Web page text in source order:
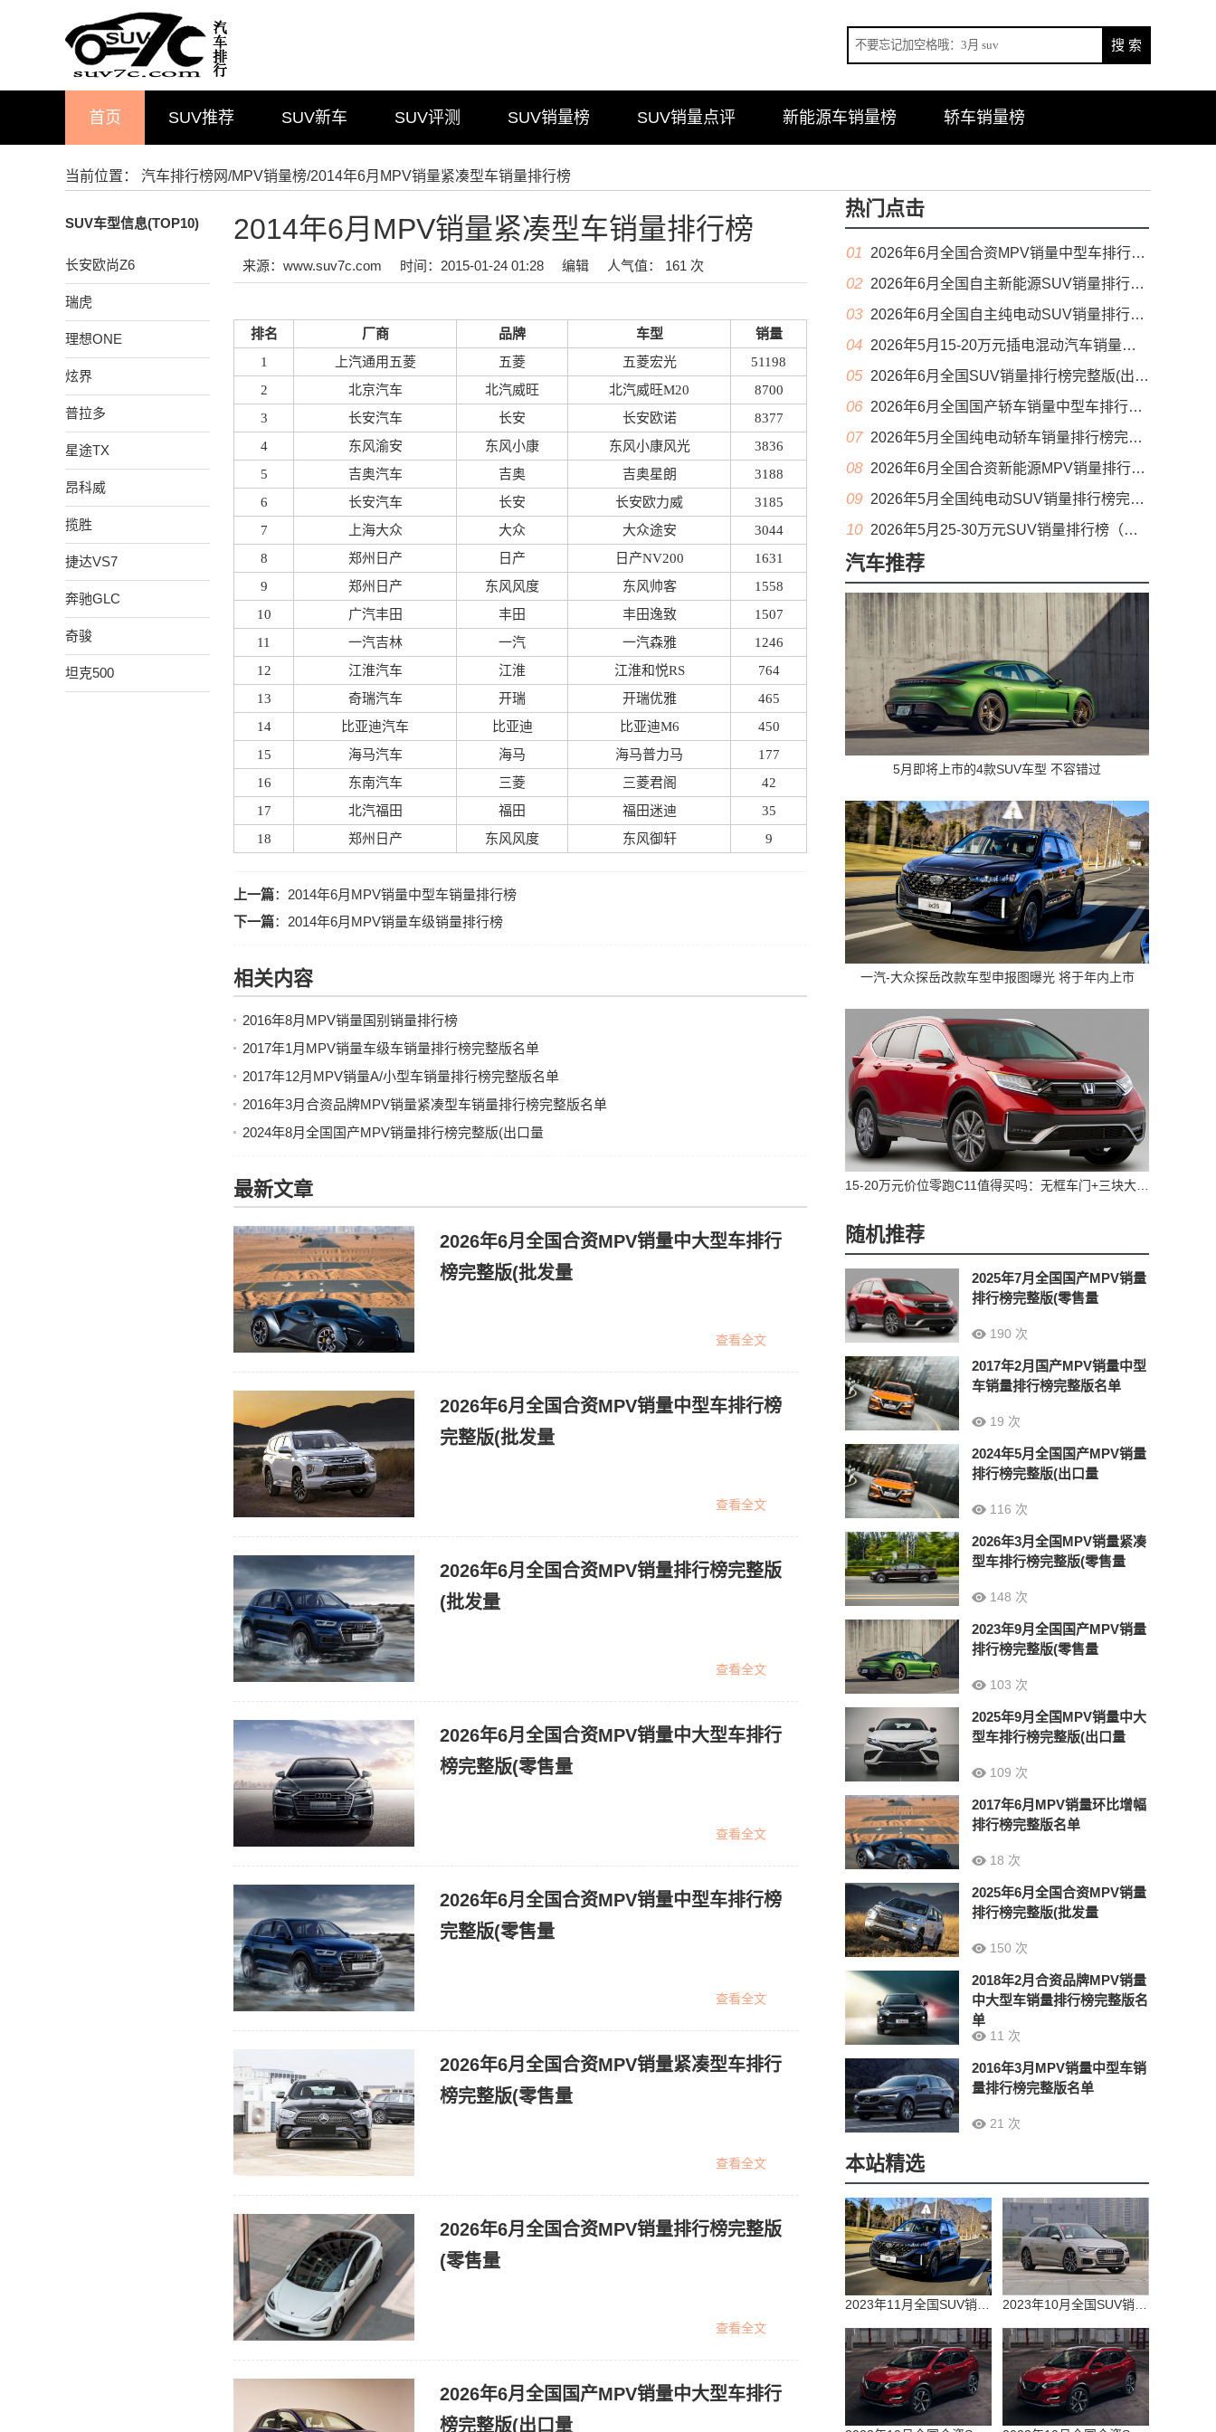
首页 SUV推荐 SUV新车 SUV评测 SUV销量榜 SUV销量点评 新能源车销量榜 轿车销量榜
当前位置： 汽车排行榜网/MPV销量榜/2014年6月MPV销量紧凑型车销量排行榜
SUV车型信息(TOP10)
长安欧尚Z6
瑞虎
理想ONE
炫界
普拉多
星途TX
昂科威
揽胜
捷达VS7
奔驰GLC
奇骏
坦克500
2014年6月MPV销量紧凑型车销量排行榜
来源：www.suv7c.com 时间：2015-01-24 01:28 编辑 人气值： 161 次
排名 厂商 品牌 车型
销量
1
上汽通用五菱 五菱 五菱宏光
51198
2
北京汽车 北汽威旺 北汽威旺M20
8700
3
长安汽车 长安 长安欧诺
8377
4
东风渝安 东风小康 东风小康风光
3836
5
吉奥汽车 吉奥 吉奥星朗
3188
6
长安汽车 长安 长安欧力威
3185
7
上海大众 大众 大众途安
3044
8
郑州日产 日产 日产NV200
1631
9
郑州日产 东风风度 东风帅客
1558
10
广汽丰田 丰田 丰田逸致
1507
11
一汽吉林 一汽 一汽森雅
1246
12
江淮汽车 江淮 江淮和悦RS
764
13
奇瑞汽车 开瑞 开瑞优雅
465
14
比亚迪汽车 比亚迪 比亚迪M6
450
15
海马汽车 海马 海马普力马
177
16
东南汽车 三菱 三菱君阁
42
17
北汽福田 福田 福田迷迪
35
18
郑州日产 东风风度 东风御轩 9
上一篇： 2014年6月MPV销量中型车销量排行榜
下一篇： 2014年6月MPV销量车级销量排行榜
相关内容
2016年8月MPV销量国别销量排行榜
2017年1月MPV销量车级车销量排行榜完整版名单
2017年12月MPV销量A/小型车销量排行榜完整版名单
2016年3月合资品牌MPV销量紧凑型车销量排行榜完整版名单
2024年8月全国国产MPV销量排行榜完整版(出口量
最新文章
2026年6月全国合资MPV销量中大型车排行
榜完整版(批发量
查看全文
2026年6月全国合资MPV销量中型车排行榜
完整版(批发量
查看全文
2026年6月全国合资MPV销量排行榜完整版
(批发量
查看全文
2026年6月全国合资MPV销量中大型车排行
榜完整版(零售量
查看全文
2026年6月全国合资MPV销量中型车排行榜
完整版(零售量
查看全文
2026年6月全国合资MPV销量紧凑型车排行
榜完整版(零售量
查看全文
2026年6月全国合资MPV销量排行榜完整版
(零售量
查看全文
2026年6月全国国产MPV销量中大型车排行
榜完整版(出口量
热门点击
01 2026年6月全国合资MPV销量中型车排行榜完整版(零售量
02 2026年6月全国自主新能源SUV销量排行榜完整版(零售量
03 2026年6月全国自主纯电动SUV销量排行榜完整版(零售量
04 2026年5月15-20万元插电混动汽车销量排行榜（零售量）
05 2026年6月全国SUV销量排行榜完整版(出口量
06 2026年6月全国国产轿车销量中型车排行榜完整版(零售量
07 2026年5月全国纯电动轿车销量排行榜完整版(批发量
08 2026年6月全国合资新能源MPV销量排行榜完整版(零售量
09 2026年5月全国纯电动SUV销量排行榜完整版(零售量
10 2026年5月25-30万元SUV销量排行榜（零售量）
汽车推荐
5月即将上市的4款SUV车型 不容错过
一汽-大众探岳改款车型申报图曝光 将于年内上市
随机推荐
2025年7月全国国产MPV销量
排行榜完整版(零售量
190 次
2017年2月国产MPV销量中型
车销量排行榜完整版名单
19 次
2024年5月全国国产MPV销量
排行榜完整版(出口量
116 次
2026年3月全国MPV销量紧凑
型车排行榜完整版(零售量
148 次
2023年9月全国国产MPV销量
排行榜完整版(零售量
103 次
2025年9月全国MPV销量中大
型车排行榜完整版(出口量
109 次
2017年6月MPV销量环比增幅
排行榜完整版名单
18 次
2025年6月全国合资MPV销量
排行榜完整版(批发量
150 次
2018年2月合资品牌MPV销量
中大型车销量排行榜完整版名
单
11 次
2016年3月MPV销量中型车销
量排行榜完整版名单
21 次
本站精选